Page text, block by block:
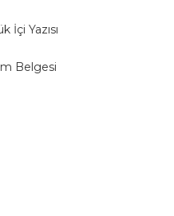
İçi Yazısı
Belgesi